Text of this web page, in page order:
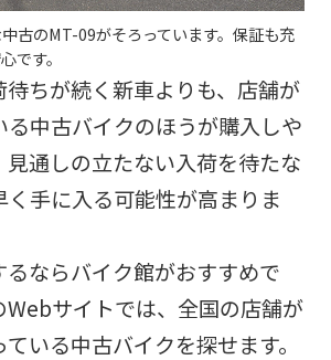
古のMT-09がそろっています。保証も充
です。
待ちが続く新車よりも、店舗が
る中古バイクのほうが購入しや
見通しの立たない入荷を待たな
く手に入る可能性が高まりま
るならバイク館がおすすめで
Webサイトでは、全国の店舗が
いる中古バイクを探せます。